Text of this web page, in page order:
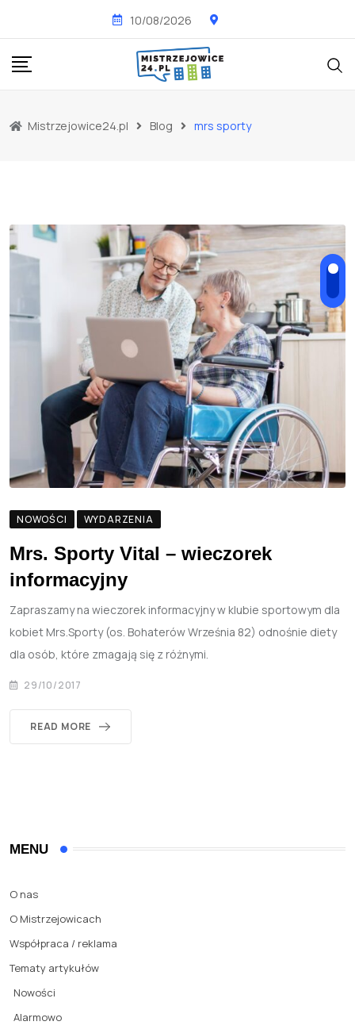
content
10/08/2026
Mistrzejowice24.pl Blog mrs sporty
NOWOŚCI WYDARZENIA
Mrs. Sporty Vital – wieczorek
informacyjny
Zapraszamy na wieczorek informacyjny w klubie sportowym dla
kobiet Mrs.Sporty (os. Bohaterów Września 82) odnośnie diety
dla osób, które zmagają się z różnymi.
29/10/2017
READ MORE
MENU
O nas
O Mistrzejowicach
Współpraca / reklama
Tematy artykułów
Nowości
Alarmowo